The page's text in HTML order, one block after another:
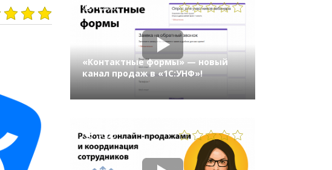
1288
«Контактные формы» — новый
канал продаж в «1С:УНФ»!
1066